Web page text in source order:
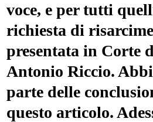
voce, e per tutti
richiesta di
presentata in Corte
Antonio Riccio.
parte delle
questo articolo.